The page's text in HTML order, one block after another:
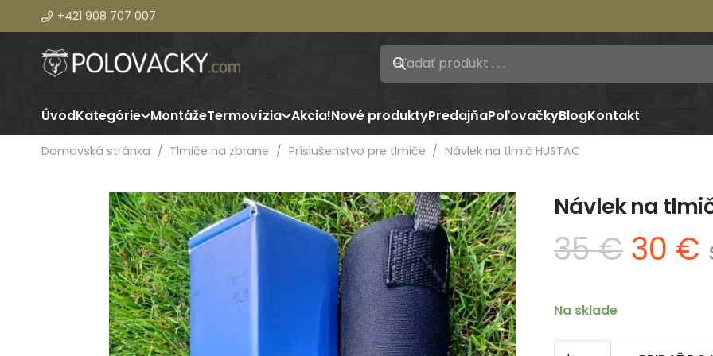
+421 908 707 007
ÚvodKategórie MontážeTermovízia Akcia!Nové produktyPredajňaPoľovačkyBlogKontakt
Domovská stránka / Tlmiče na zbrane / Príslušenstvo pre tlmiče / Návlek na tlmič HUSTAC
Návlek na
35€ cena
30 €
Na sklade
množstvo